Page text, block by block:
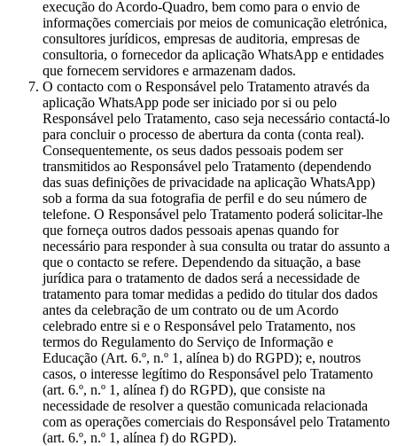
execução do Acordo-Quadro, bem como para o envio de
informações comerciais por meios de comunicação eletrónica,
consultores jurídicos, empresas de auditoria, empresas de
consultoria, o fornecedor da aplicação WhatsApp e entidades
que fornecem servidores e armazenam dados.
O contacto com o Responsável pelo Tratamento através da
aplicação WhatsApp pode ser iniciado por si ou pelo
Responsável pelo Tratamento, caso seja necessário contactá-lo
para concluir o processo de abertura da conta (conta real).
Consequentemente, os seus dados pessoais podem ser
transmitidos ao Responsável pelo Tratamento (dependendo
das suas definições de privacidade na aplicação WhatsApp)
sob a forma da sua fotografia de perfil e do seu número de
telefone. O Responsável pelo Tratamento poderá solicitar-lhe
que forneça outros dados pessoais apenas quando for
necessário para responder à sua consulta ou tratar do assunto a
que o contacto se refere. Dependendo da situação, a base
jurídica para o tratamento de dados será a necessidade de
tratamento para tomar medidas a pedido do titular dos dados
antes da celebração de um contrato ou de um Acordo
celebrado entre si e o Responsável pelo Tratamento, nos
termos do Regulamento do Serviço de Informação e
Educação (Art. 6.º, n.º 1, alínea b) do RGPD); e, noutros
casos, o interesse legítimo do Responsável pelo Tratamento
(art. 6.º, n.º 1, alínea f) do RGPD), que consiste na
necessidade de resolver a questão comunicada relacionada
com as operações comerciais do Responsável pelo Tratamento
(art. 6.º, n.º 1, alínea f) do RGPD).